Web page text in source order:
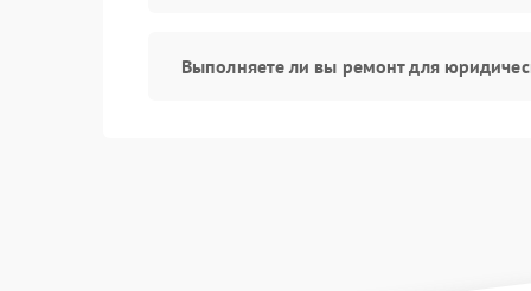
Выполняете ли вы ремонт для